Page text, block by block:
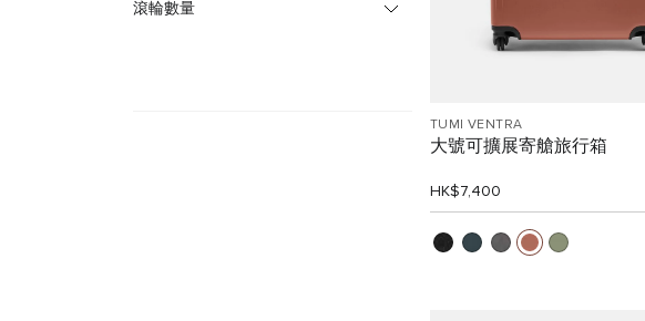
滾輪數量
TUMI VENTRA
大號可擴展寄艙旅行箱
HK$7,400